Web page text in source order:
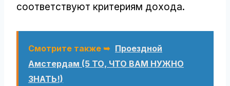
соответствуют критериям дохода.
Смотрите также ➥ Проездной
Амстердам (5 ТО, ЧТО ВАМ НУЖНО
ЗНАТЬ!)